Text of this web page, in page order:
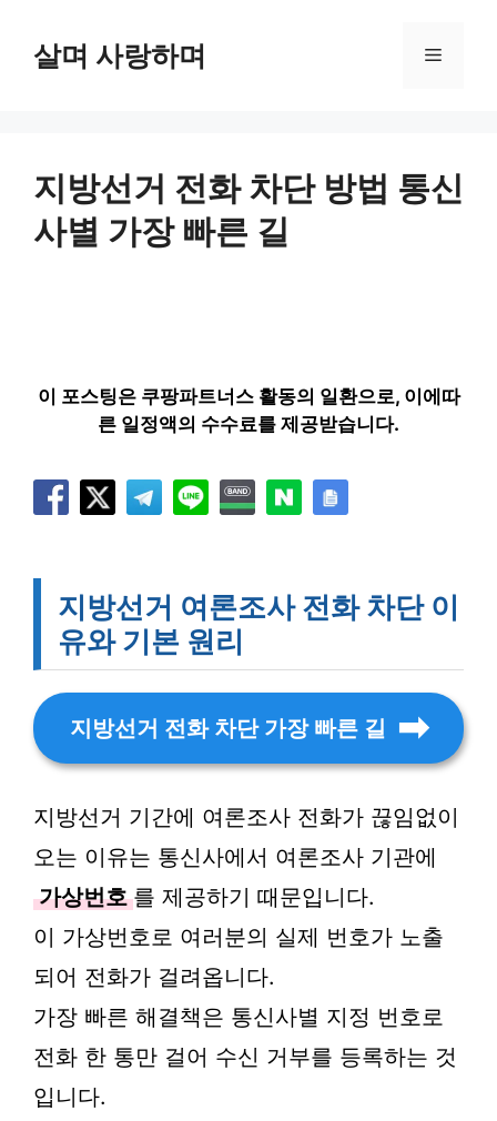
살며 사랑하며 메
지방선거 전화 차단 방법 통신
사별 가장 빠른 길
이 포스팅은 쿠팡파트너스 활동의 일환으로, 이에따
른 일정액의 수수료를 제공받습니다.
지방선거 여론조사 전화 차단 이
유와 기본 원리
지방선거 전화 차단 가장 빠른 길
지방선거 기간에 여론조사 전화가 끊임없이
오는 이유는 통신사에서 여론조사 기관에
가상번호 를 제공하기 때문입니다.
이 가상번호로 여러분의 실제 번호가 노출
되어 전화가 걸려옵니다.
가장 빠른 해결책은 통신사별 지정 번호로
전화 한 통만 걸어 수신 거부를 등록하는 것
입니다.